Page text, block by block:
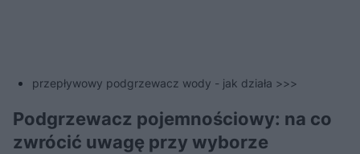
przepływowy podgrzewacz wody - jak działa >>>
Podgrzewacz pojemnościowy: na co
zwrócić uwagę przy wyborze